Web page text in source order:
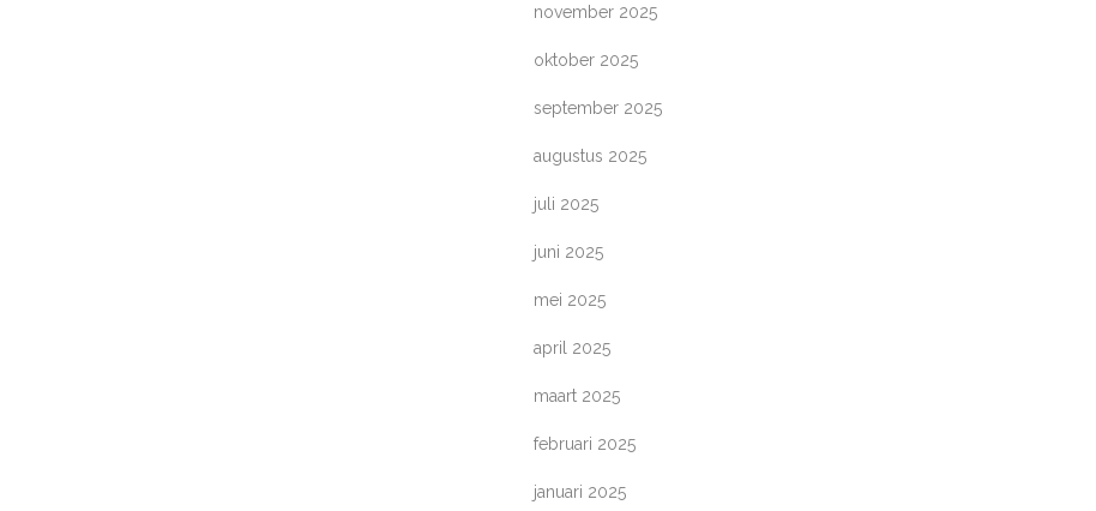
november 2025
oktober 2025
september 2025
augustus 2025
juli 2025
juni 2025
mei 2025
april 2025
maart 2025
februari 2025
januari 2025